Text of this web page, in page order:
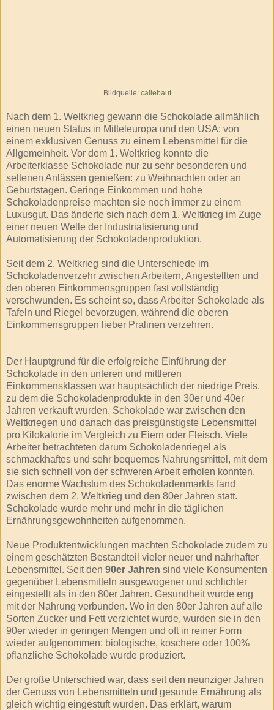
Bildquelle: callebaut
Nach dem 1. Weltkrieg gewann die Schokolade allmählich
einen neuen Status in Mitteleuropa und den USA: von
einem exklusiven Genuss zu einem Lebensmittel für die
Allgemeinheit. Vor dem 1. Weltkrieg konnte die
Arbeiterklasse Schokolade nur zu sehr besonderen und
seltenen Anlässen genießen: zu Weihnachten oder an
Geburtstagen. Geringe Einkommen und hohe
Schokoladenpreise machten sie noch immer zu einem
Luxusgut. Das änderte sich nach dem 1. Weltkrieg im Zuge
einer neuen Welle der Industrialisierung und
Automatisierung der Schokoladenproduktion.
Seit dem 2. Weltkrieg sind die Unterschiede im
Schokoladenverzehr zwischen Arbeitern, Angestellten und
den oberen Einkommensgruppen fast vollständig
verschwunden. Es scheint so, dass Arbeiter Schokolade als
Tafeln und Riegel bevorzugen, während die oberen
Einkommensgruppen lieber Pralinen verzehren.
Der Hauptgrund für die erfolgreiche Einführung der
Schokolade in den unteren und mittleren
Einkommensklassen war hauptsächlich der niedrige Preis,
zu dem die Schokoladenprodukte in den 30er und 40er
Jahren verkauft wurden. Schokolade war zwischen den
Weltkriegen und danach das preisgünstigste Lebensmittel
pro Kilokalorie im Vergleich zu Eiern oder Fleisch. Viele
Arbeiter betrachteten darum Schokoladenriegel als
schmackhaftes und sehr bequemes Nahrungsmittel, mit dem
sie sich schnell von der schweren Arbeit erholen konnten.
Das enorme Wachstum des Schokoladenmarkts fand
zwischen dem 2. Weltkrieg und den 80er Jahren statt.
Schokolade wurde mehr und mehr in die täglichen
Ernährungsgewohnheiten aufgenommen.
Neue Produktentwicklungen machten Schokolade zudem zu
einem geschätzten Bestandteil vieler neuer und nahrhafter
Lebensmittel. Seit den 90er Jahren sind viele Konsumenten
gegenüber Lebensmitteln ausgewogener und schlichter
eingestellt als in den 80er Jahren. Gesundheit wurde eng
mit der Nahrung verbunden. Wo in den 80er Jahren auf alle
Sorten Zucker und Fett verzichtet wurde, wurden sie in den
90er wieder in geringen Mengen und oft in reiner Form
wieder aufgenommen: biologische, koschere oder 100%
pflanzliche Schokolade wurde produziert.
Der große Unterschied war, dass seit den neunziger Jahren
der Genuss von Lebensmitteln und gesunde Ernährung als
gleich wichtig eingestuft wurden. Das erklärt, warum